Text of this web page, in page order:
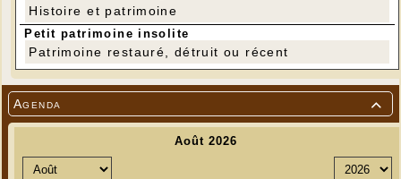

Agenda
Histoire et patrimoine
Petit patrimoine insolite
Patrimoine restauré, détruit ou récent